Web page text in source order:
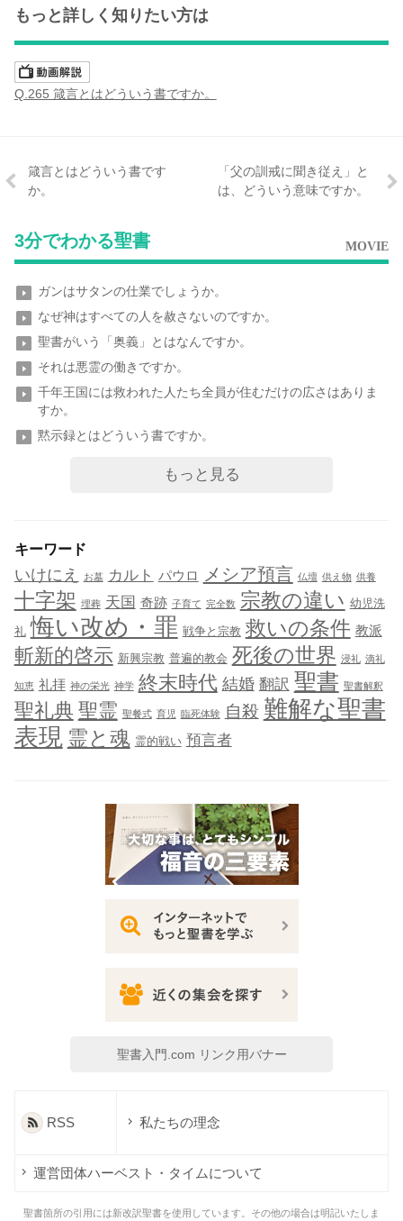
もっと詳しく知りたい方は
Q.265 箴言とはどういう書ですか。
箴言とはどういう書です
か。
「父の訓戒に聞き従え」と
は、どういう意味ですか。
3分でわかる聖書 MOVIE
ガンはサタンの仕業でしょうか。
なぜ神はすべての人を赦さないのですか。
聖書がいう「奥義」とはなんですか。
それは悪霊の働きですか。
千年王国には救われた人たち全員が住むだけの広さはありま
すか。
黙示録とはどういう書ですか。
もっと見る
キーワード
いけにえ お墓 カルト パウロ メシア預言 仏壇 供え物 供養
十字架 埋葬 天国 奇跡 子育て 完全数 宗教の違い 幼児洗
礼 悔い改め・罪 戦争と宗教 救いの条件 教派
斬新的啓示 新興宗教 普遍的教会 死後の世界 浸礼 滴礼
知恵 礼拝 神の栄光 神学 終末時代 結婚 翻訳 聖書 聖書解釈
聖礼典 聖霊 聖餐式 育児 臨死体験 自殺 難解な聖書
表現 霊と魂 霊的戦い 預言者
聖書入門.com リンク用バナー
RSS 私たちの理念
運営団体ハーベスト・タイムについて
聖書箇所の引用には新改訳聖書を使用しています。その他の場合は明記いたしま